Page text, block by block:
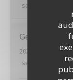
service
Geoffroy
2026-08-01
-
service
LE